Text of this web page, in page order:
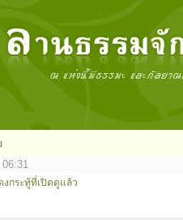
งกระทู้ที่เปิดดูแล้ว